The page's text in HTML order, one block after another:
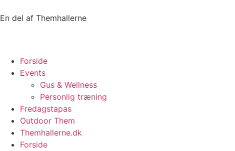
En del af Themhallerne
Forside
Events
Gus & Wellness
Personlig træning
Fredagstapas
Outdoor Them
Themhallerne.dk
Forside